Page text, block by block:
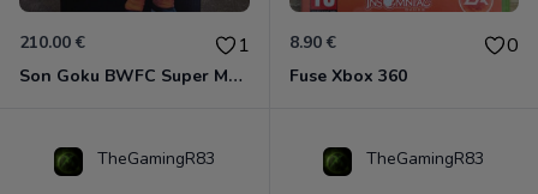
210.00 € 1
Son Goku BWFC Super Master Stars
8.90 € 0
Fuse Xbox 360
TheGamingR83 TheGamingR83